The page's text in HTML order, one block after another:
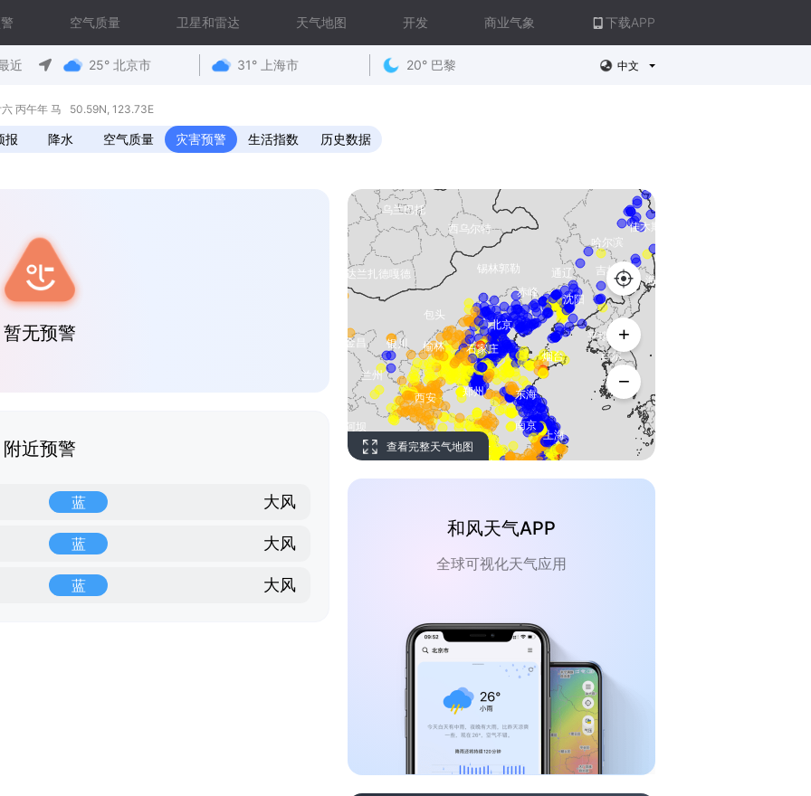
空气质量 卫星和雷达 天气地图 开发 商业气象 下载APP
近 25° 北京市 31° 上海市 20° 巴黎 中文
丙午年 马 50.59N, 123.73E
报 降水 空气质量 灾害预警 生活指数 历史数据
暂无预警
附近预警
蓝 大风
蓝 大风
蓝 大风
查看完整天气地图
和风天气APP
全球可视化天气应用